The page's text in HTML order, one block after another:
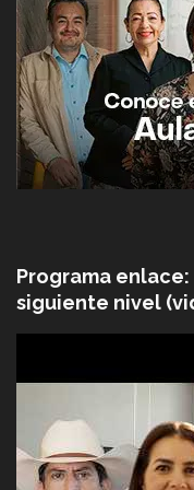
Programa
siguiente nivel